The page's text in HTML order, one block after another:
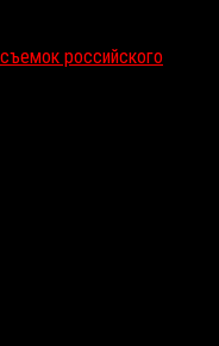
российского